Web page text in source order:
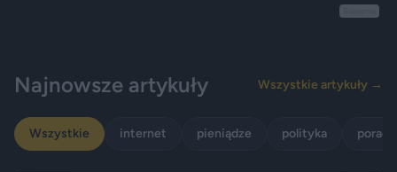
Najnowsze artykuły Wszystkie artykuły →
Wszystkie internet pieniądze polityka porady